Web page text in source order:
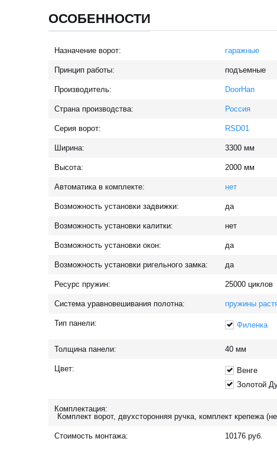
ОСОБЕННОСТИ
Назначение ворот: гаражные
Принцип работы: подъемные
Производитель: DoorHan
Страна производства: Россия
Серия ворот: RSD01
Ширина: 3300 мм
Высота: 2000 мм
Автоматика в комплекте: нет
Возможность установки задвижки: да
Возможность установки калитки: нет
Возможность установки окон: да
Возможность установки ригельного замка: да
Ресурс пружин: 25000 циклов
Система уравновешивания полотна: пружины
Тип панели: Филенка
Толщина панели: 40 мм
Цвет:
Венге
Золотой
Комплектация:
Комплект ворот, двухсторонняя ручка, комплект крепежа
Стоимость монтажа: 10176 руб.